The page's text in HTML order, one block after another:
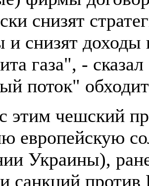
снизят
и снизят
газа", -
поток"
этим чешский
европейскую
Украины),
санкций